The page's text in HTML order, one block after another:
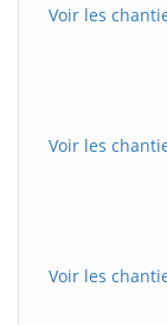
Voir les
Voir les
Voir les